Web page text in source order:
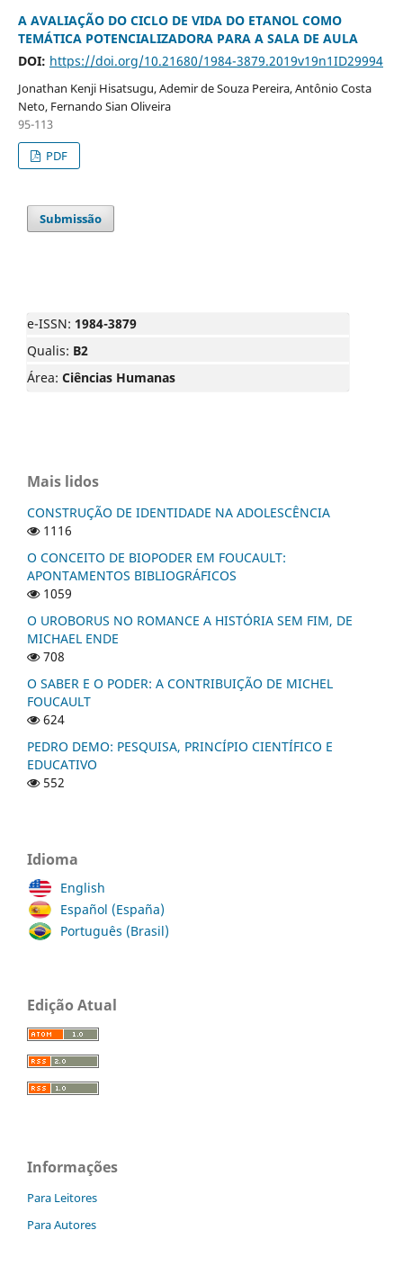
A AVALIAÇÃO DO CICLO DE VIDA DO ETANOL COMO
TEMÁTICA POTENCIALIZADORA PARA A SALA DE AULA
DOI: https://doi.org/10.21680/1984-3879.2019v19n1ID29994
Jonathan Kenji Hisatsugu, Ademir de Souza Pereira, Antônio Costa
Neto, Fernando Sian Oliveira
95-113
PDF
Submissão
e-ISSN: 1984-3879
Qualis: B2
Área: Ciências Humanas
Mais lidos
CONSTRUÇÃO DE IDENTIDADE NA ADOLESCÊNCIA
1116
O CONCEITO DE BIOPODER EM FOUCAULT:
APONTAMENTOS BIBLIOGRÁFICOS
1059
O UROBORUS NO ROMANCE A HISTÓRIA SEM FIM, DE
MICHAEL ENDE
708
O SABER E O PODER: A CONTRIBUIÇÃO DE MICHEL
FOUCAULT
624
PEDRO DEMO: PESQUISA, PRINCÍPIO CIENTÍFICO E
EDUCATIVO
552
Idioma
English
Español (España)
Português (Brasil)
Edição Atual
Informações
Para Leitores
Para Autores